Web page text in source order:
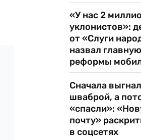
«У нас 2
уклонистов»:
от «Слуги
назвал
реформы
Сначала
шваброй, а
«спасли»:
почту»
в соцсетях